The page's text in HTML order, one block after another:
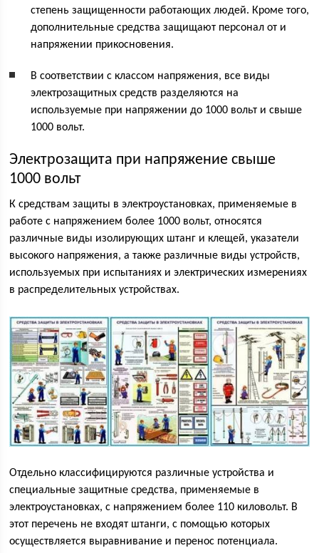
степень защищенности работающих людей. Кроме того,
дополнительные средства защищают персонал от и
напряжении прикосновения.
В соответствии с классом напряжения, все виды
электрозащитных средств разделяются на
используемые при напряжении до 1000 вольт и свыше
1000 вольт.
Электрозащита при напряжение свыше
1000 вольт
К средствам защиты в электроустановках, применяемые в
работе с напряжением более 1000 вольт, относятся
различные виды изолирующих штанг и клещей, указатели
высокого напряжения, а также различные виды устройств,
используемых при испытаниях и электрических измерениях
в распределительных устройствах.
Отдельно классифицируются различные устройства и
специальные защитные средства, применяемые в
электроустановках, с напряжением более 110 киловольт. В
этот перечень не входят штанги, с помощью которых
осуществляется выравнивание и перенос потенциала.